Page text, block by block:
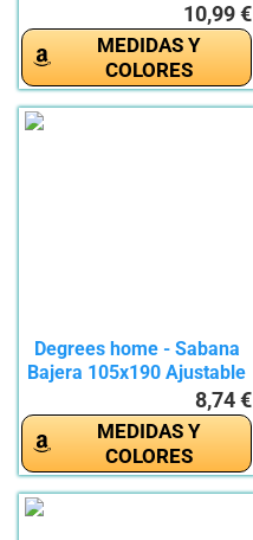
10,99 €
MEDIDAS Y
COLORES
Degrees home - Sabana
Bajera 105x190 Ajustable
8,74 €
MEDIDAS Y
COLORES